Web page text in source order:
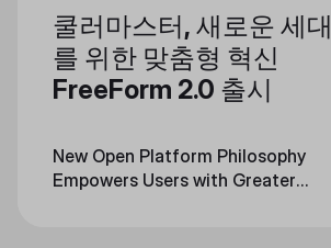
쿨러마스터, 새로운 세대
를 위한 맞춤형 혁신
FreeForm 2.0 출시
New Open Platform Philosophy
Empowers Users with Greater